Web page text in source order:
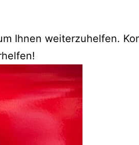
Ihnen weiterzuhelfen.